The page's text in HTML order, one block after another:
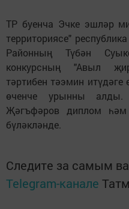
ТР буенча Эчке эшләр
территориясе"
Районның Түбән
конкурсның "Авыл
тәртибен тәэмин
өченче урынны
Җәгъфәров диплом һәм
бүләкләнде.
Следите за самым
Telegram-канале